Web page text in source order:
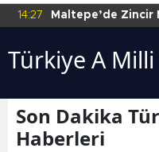
14:27 Maltepe’de Zincir
Türkiye A Milli
Son Dakika
Haberleri